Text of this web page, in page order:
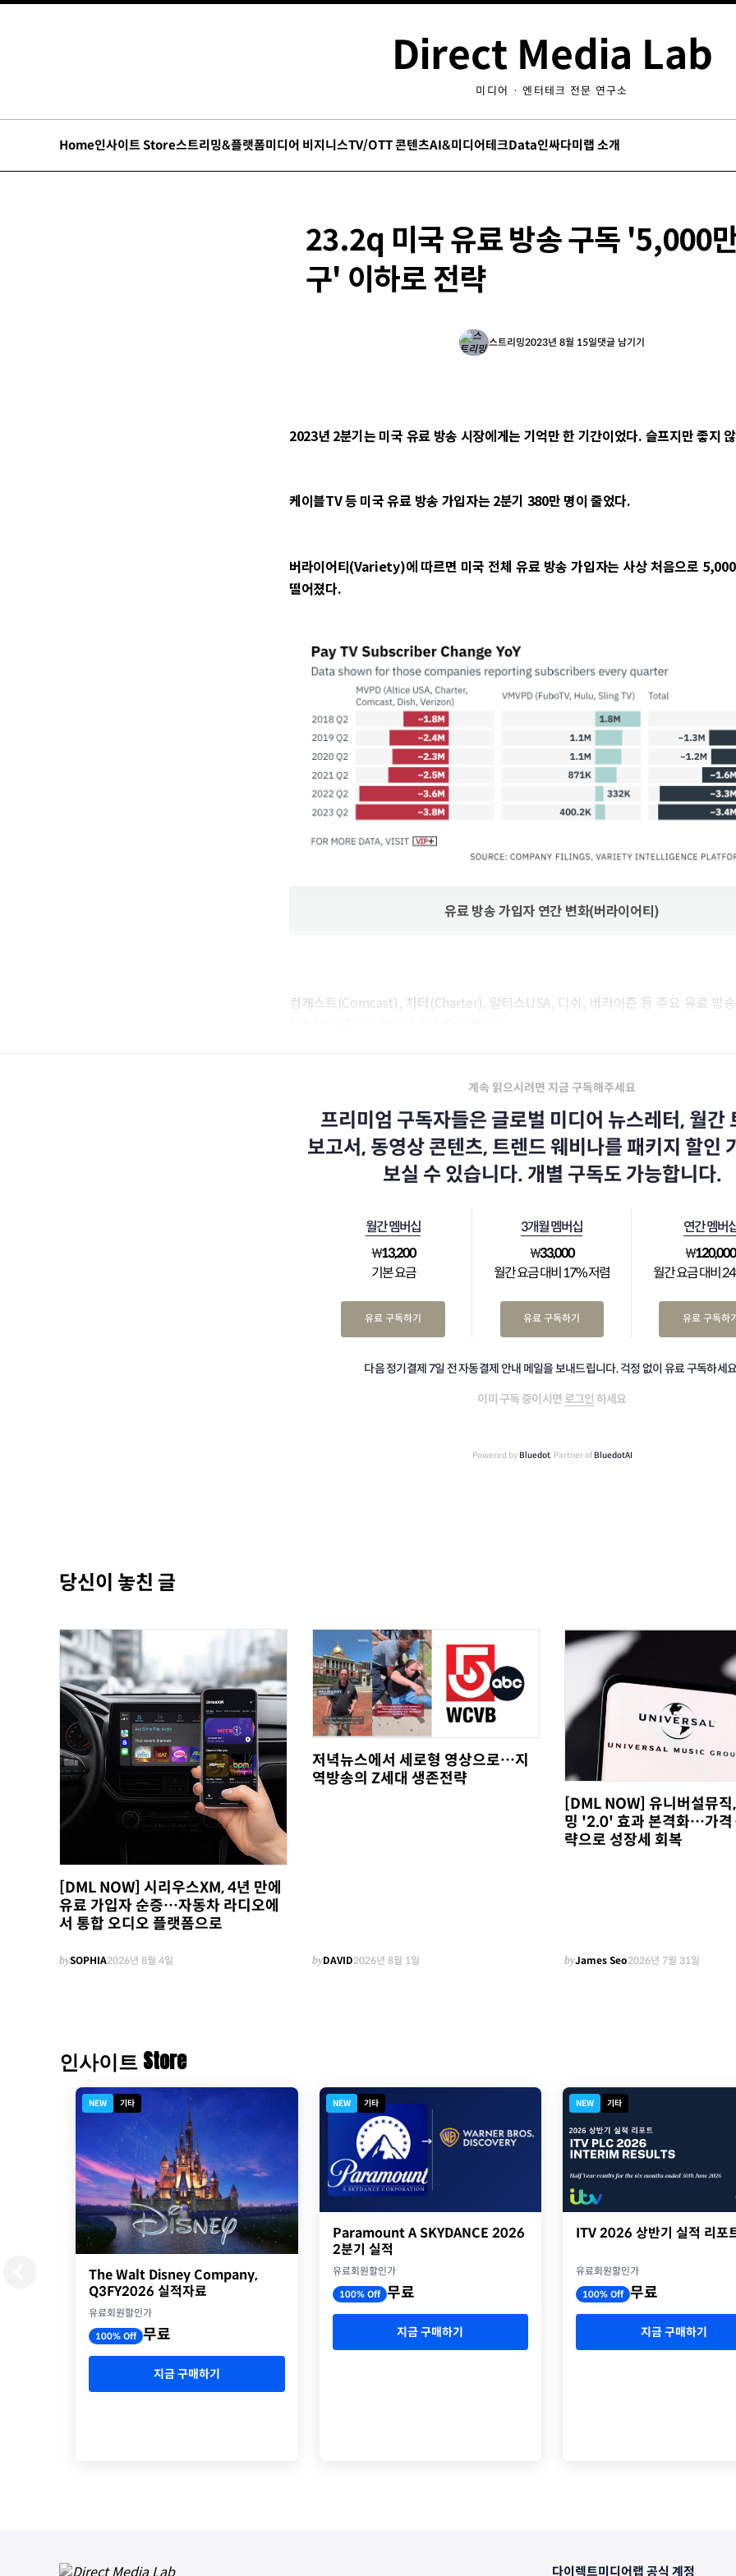
Direct Media Lab
미디어 · 엔터테크 전문 연구소
Home인사이트 Store스트리밍&플랫폼미디어 비지니스TV/OTT 콘텐츠AI&미디어테크Data인싸다미랩 소개
23.2q 미국 유료 방송 구독 '5,000
구' 이하로 전략
스트리밍2023년 8월 15일댓글 남기기
2023년 2분기는 미국 유료 방송 시장에게는 기억만 한 기간이었다. 슬프지만 좋지
케이블TV 등 미국 유료 방송 가입자는 2분기 380만 명이 줄었다.
버라이어티(Variety)에 따르면 미국 전체 유료 방송 가입자는 사상 처음으로
떨어졌다.
유료 방송 가입자 연간 변화(버라이어티)
컴캐스트(Comcast), 차터(Charter), 알티스USA, 디쉬, 버라이즌 등 주요 유료 방
계속 읽으시려면 지금 구독해주세요
프리미엄 구독자들은 글로벌 미디어 뉴스레터, 월간
보고서, 동영상 콘텐츠, 트렌드 웨비나를 패키지 할인
보실 수 있습니다. 개별 구독도 가능합니다.
월간 멤버십
₩13,200
기본 요금
유료 구독하기
3개월 멤버십
₩33,000
월간 요금 대비 17% 저렴
유료 구독하기
연간 멤버
₩120,000
월간 요금 대비
유료 구독하
다음 정기결제 7일 전 자동결제 안내 메일을 보내드립니다. 걱정 없이 유료 구독하세
이미 구독 중이시면 로그인 하세요
Powered by Bluedot, Partner of BluedotAI
당신이 놓친 글
[DML NOW] 시리우스XM, 4년 만에
유료 가입자 순증…자동차 라디오에
서 통합 오디오 플랫폼으로
bySOPHIA2026년 8월 4일
저녁뉴스에서 세로형 영상으로…지
역방송의 Z세대 생존전략
byDAVID2026년 8월 1일
[DML NOW] 유니버설뮤직,
밍 '2.0' 효과 본격화…가격
략으로 성장세 회복
byJames Seo2026년 7월 31일
인사이트 Store
NEW 기타
The Walt Disney Company,
Q3FY2026 실적자료
유료회원할인가
100% Off 무료
지금 구매하기
NEW 기타
Paramount A SKYDANCE 2026
2분기 실적
유료회원할인가
100% Off 무료
지금 구매하기
NEW 기타
ITV 2026 상반기 실적 리포
유료회원할인가
100% Off 무료
지금 구매하기
다이렉트미디어랩 공식 계정